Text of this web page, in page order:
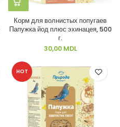
Корм для волнистых попугаев
Папужка йод плюс эхинацея, 500
г.
30,00 MDL
HOT